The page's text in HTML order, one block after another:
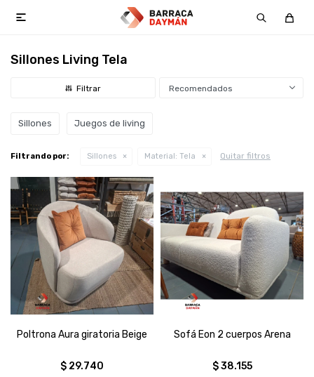

Sillones Living Tela
Recomendados
Sillones Juegos de living
Filtrando por: Sillones Material: Tela Quitar filtros
Poltrona Aura giratoria Beige
$ 29.740
Sofá Eon 2 cuerpos Arena
$ 38.155